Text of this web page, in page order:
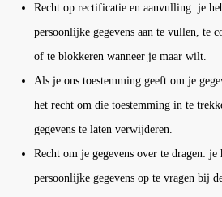
Recht op rectificatie en aanvulling: je
persoonlijke gegevens aan te vullen, te
of te blokkeren wanneer je maar wilt.
Als je ons toestemming geeft om je
het recht om die toestemming in te
gegevens te laten verwijderen.
Recht om je gegevens over te dragen:
persoonlijke gegevens op te vragen bij